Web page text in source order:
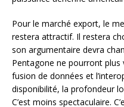
Pour le marché export, le
restera attractif. Il restera
son argumentaire devra
Pentagone ne pourront
fusion de données et
disponibilité, la profondeur
C’est moins spectaculaire.